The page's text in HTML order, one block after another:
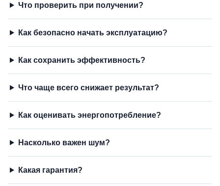
Что проверить при получении?
Как безопасно начать эксплуатацию?
Как сохранить эффективность?
Что чаще всего снижает результат?
Как оценивать энергопотребление?
Насколько важен шум?
Какая гарантия?